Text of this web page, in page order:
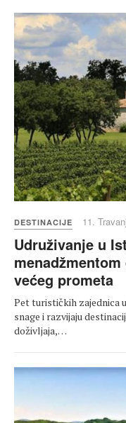
DESTINACIJE 11.
Udruživanje u
većeg prometa
Pet turističkih zajednica
snage i razvijaju
doživljaja,…